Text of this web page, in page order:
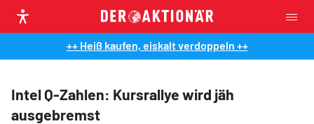
++ Heiß kaufen, eiskalt verdoppeln ++
Intel Q-Zahlen: Kursrallye wird jäh
ausgebremst